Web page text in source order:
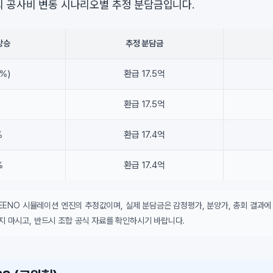
공사비 변동 시나리오별 추정 분담금입니다.
승 추정 분담금
환급 17.5억
환급 17.5억
환급 17.4억
환급 17.4억
시뮬레이션 엔진의 추정값이며, 실제 분담금은 감정평가, 분양가, 총회 결과
마시고, 반드시 조합 공식 자료를 확인하시기 바랍니다.